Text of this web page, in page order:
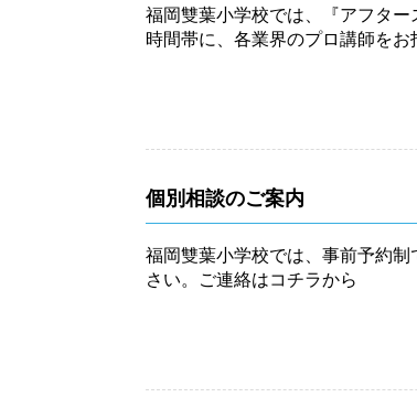
福岡雙葉小学校では、『アフタ
時間帯に、各業界のプロ講師を
個別相談のご案内
福岡雙葉小学校では、事前予約
さい。ご連絡はコチラから